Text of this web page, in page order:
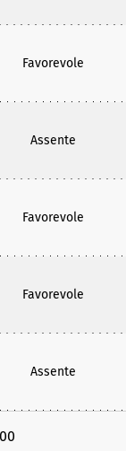
Favorevole
Assente
Favorevole
Favorevole
Assente